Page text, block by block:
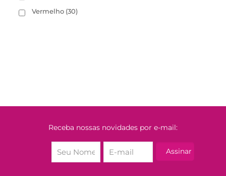
Vermelho (30)
Receba nossas novidades por e-mail: